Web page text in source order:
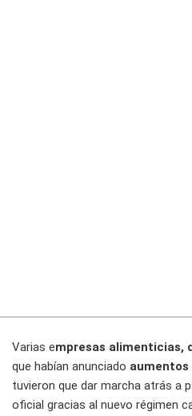
Varias empresas alimenticias,
que habían anunciado
tuvieron que dar marcha atrás a
oficial gracias al nuevo régimen